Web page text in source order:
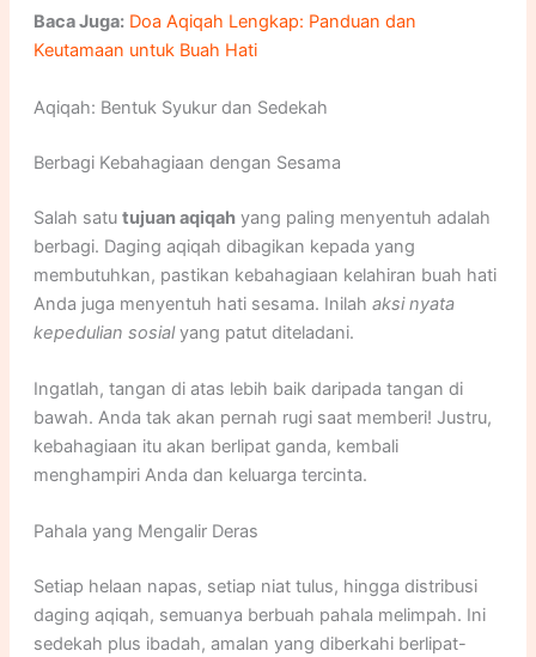
Baca Juga: Doa Aqiqah Lengkap: Panduan dan
Keutamaan untuk Buah Hati
Aqiqah: Bentuk Syukur dan Sedekah
Berbagi Kebahagiaan dengan Sesama
Salah satu tujuan aqiqahyang paling menyentuh adalah
berbagi. Daging aqiqah dibagikan kepada yang
membutuhkan, pastikan kebahagiaan kelahiran buah hati
Anda juga menyentuh hati sesama. Inilah aksi nyata
kepedulian sosialyang patut diteladani.
Ingatlah, tangan di atas lebih baik daripada tangan di
bawah. Anda tak akan pernah rugi saat memberi! Justru,
kebahagiaan itu akan berlipat ganda, kembali
menghampiri Anda dan keluarga tercinta.
Pahala yang Mengalir Deras
Setiap helaan napas, setiap niat tulus, hingga distribusi
daging aqiqah, semuanya berbuah pahala melimpah. Ini
sedekah plus ibadah, amalan yang diberkahi berlipat-